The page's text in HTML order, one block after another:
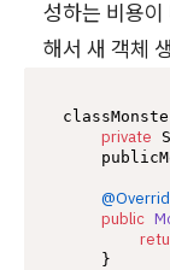
성하는 비용
해서 새 객체
private
public
    }